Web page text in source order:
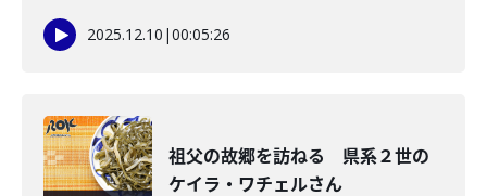
2025.12.10 |00:05:26
祖父の故郷を訪ねる 県系２世の
ケイラ・ワチェルさん